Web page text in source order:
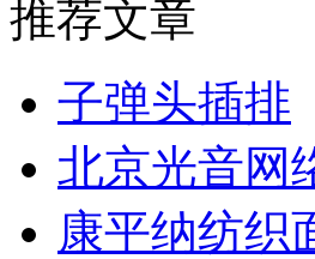
推荐文章
子弹头插排
北京光音网
康平纳纺织